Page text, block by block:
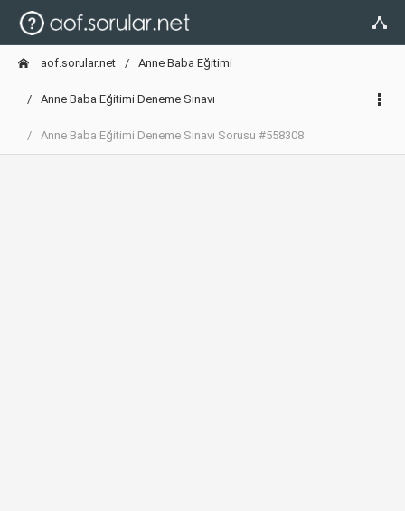
aof.sorular.net Anne Baba Eğitimi
Anne Baba Eğitimi Deneme Sınavı
Anne Baba Eğitimi Deneme Sınavı Sorusu #558308